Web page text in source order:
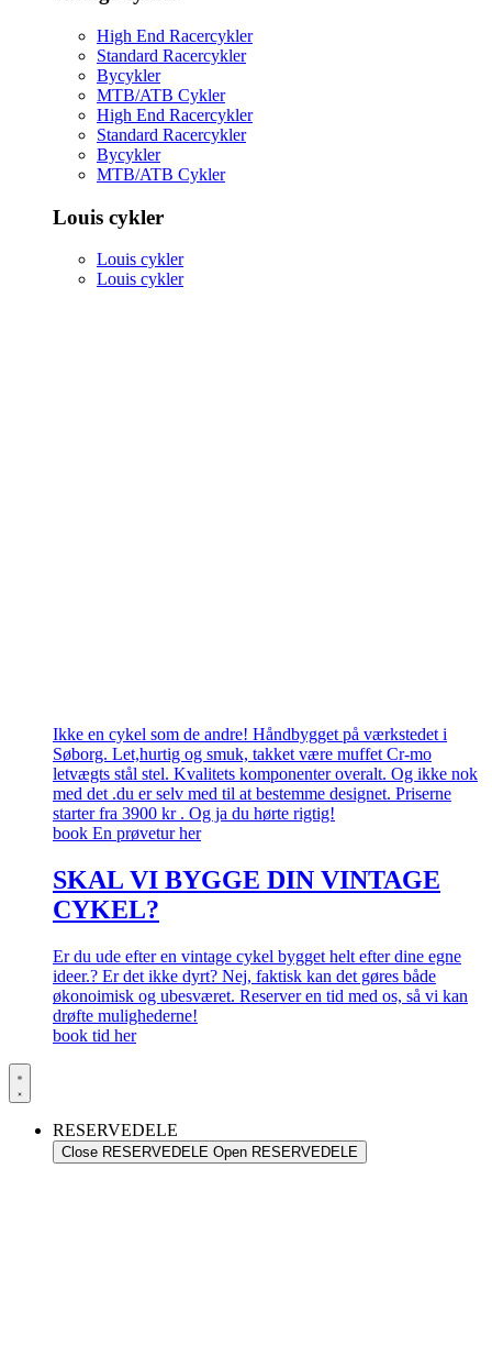
High End Racercykler
Standard Racercykler
Bycykler
MTB/ATB Cykler
High End Racercykler
Standard Racercykler
Bycykler
MTB/ATB Cykler
Louis cykler
Louis cykler
Louis cykler
Ikke en cykel som de andre! Håndbygget på værkstedet i
Søborg. Let,hurtig og smuk, takket være muffet Cr-mo
letvægts stål stel. Kvalitets komponenter overalt. Og ikke nok
med det .du er selv med til at bestemme designet. Priserne
starter fra 3900 kr . Og ja du hørte rigtig!
book En prøvetur her
SKAL VI BYGGE DIN VINTAGE
CYKEL?
Er du ude efter en vintage cykel bygget helt efter dine egne
ideer.? Er det ikke dyrt? Nej, faktisk kan det gøres både
økonoimisk og ubesværet. Reserver en tid med os, så vi kan
drøfte mulighederne!
book tid her
RESERVEDELE
Close RESERVEDELE Open RESERVEDELE